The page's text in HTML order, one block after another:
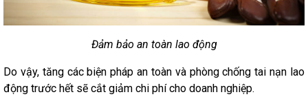
Đảm bảo an toàn lao động
Do vậy, tăng các biện pháp an toàn và phòng chống tai nạn lao
động trước hết sẽ cắt giảm chi phí cho doanh nghiệp.